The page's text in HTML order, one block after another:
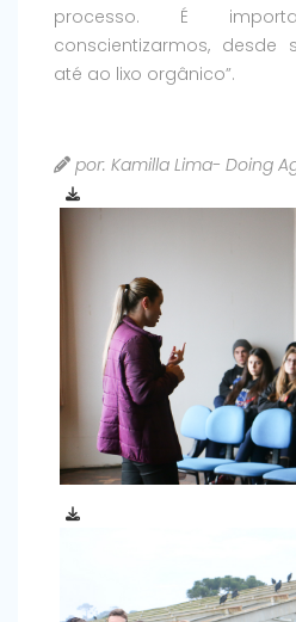
processo. É
conscientizarmos, desde
até ao lixo orgânico”.
por: Kamilla Lima- Doing